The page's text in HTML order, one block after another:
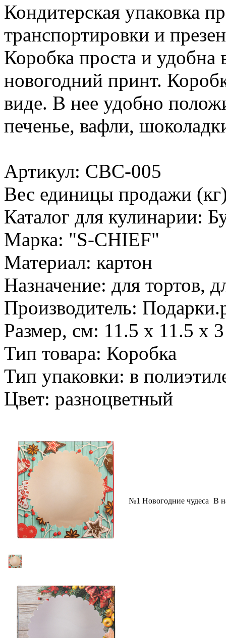
Кондитерская упаковка
транспортировки и
Коробка проста и удобна
новогодний принт.
виде. В нее удобно
печенье, вафли,
Артикул: CBC-005
Вес единицы продажи
Каталог для кулинарии:
Марка: "S-CHIEF"
Материал: картон
Назначение: для тортов,
Производитель:
Размер, см: 11.5 x 11.5 x 3
Тип товара: Коробка
Тип упаковки: в
Цвет: разноцветный
№1 Новогодние чудеса В